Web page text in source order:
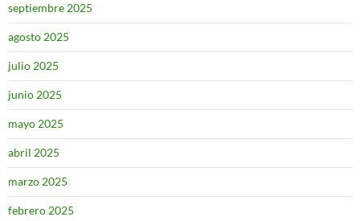
septiembre 2025
agosto 2025
julio 2025
junio 2025
mayo 2025
abril 2025
marzo 2025
febrero 2025